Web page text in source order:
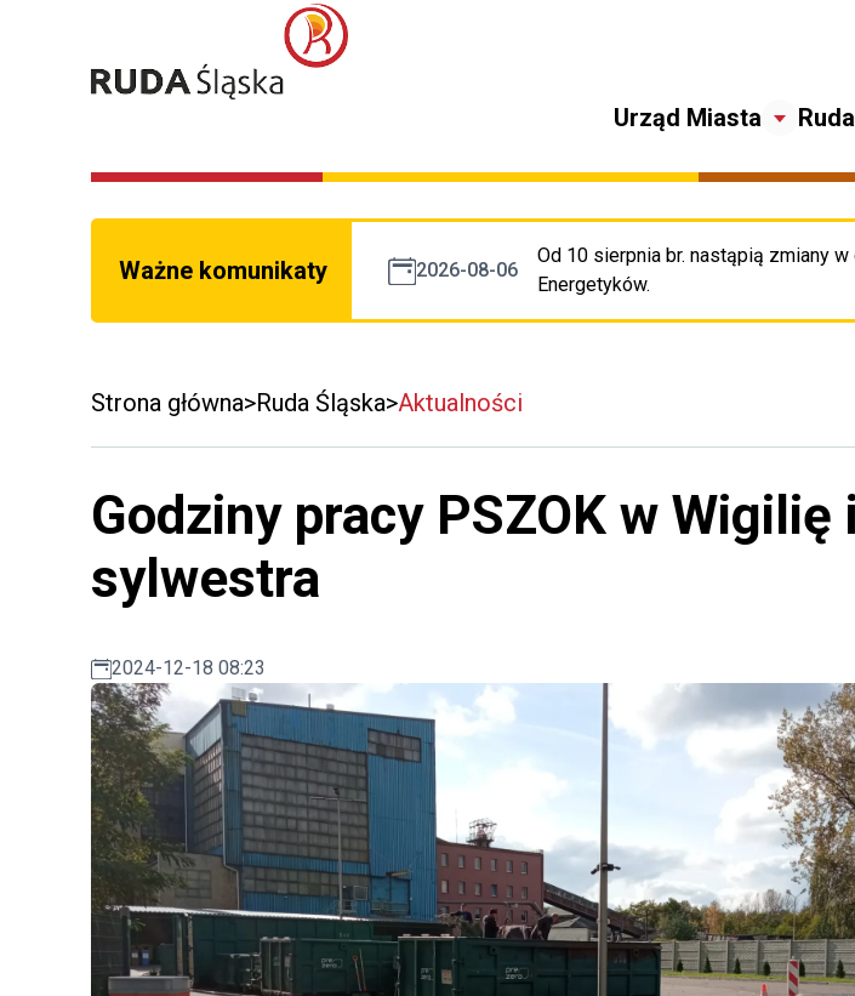
Urząd Miasta
Ważne komunikaty 2026-08-06
Od 10 sierpnia br. nastąpią zmiany
Energetyków.
Strona główna Ruda Śląska Aktualności
Godziny pracy PSZOK w Wigilię i
sylwestra
2024-12-18 08:23